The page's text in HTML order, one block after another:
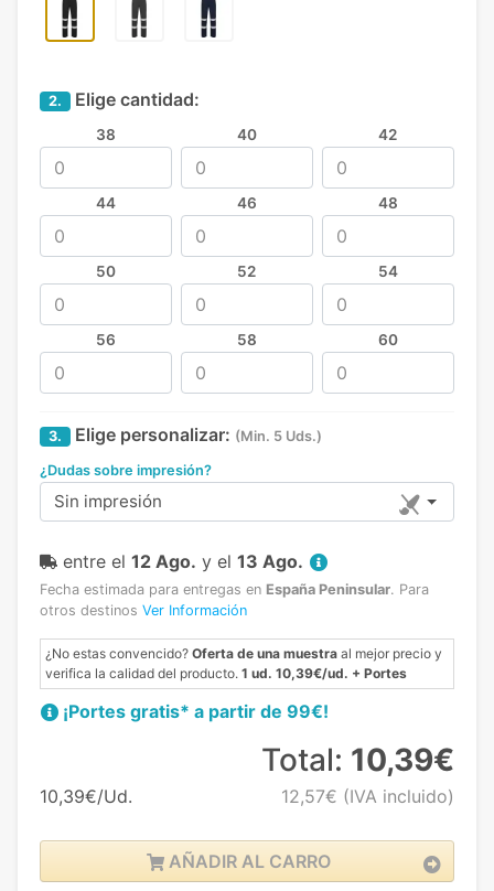
2. Elige cantidad:
38 40 42
44 46 48
50 52 54
56 58 60
3. Elige personalizar: (Min. 5 Uds.)
¿Dudas sobre impresión?
Sin impresión
entre el 12 Ago. y el 13 Ago.
Fecha estimada para entregas en España Peninsular. Para
otros destinos Ver Información
¿No estas convencido? Oferta de una muestra al mejor precio y
verifica la calidad del producto. 1 ud. 10,39€/ud. + Portes
¡Portes gratis* a partir de 99€!
10,39€/Ud.
Total: 10,39€
12,57€ (IVA incluido)
AÑADIR AL CARRO